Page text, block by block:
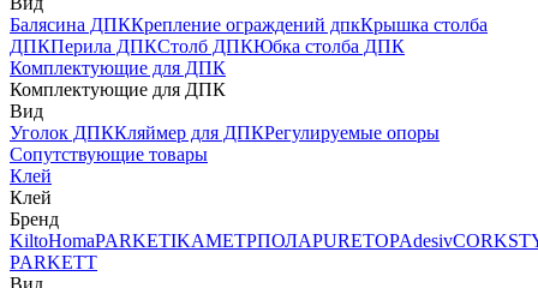
Балясина ДПККрепление ограждений дпкКрышка столба
ДПКПерила ДПКСтолб ДПКЮбка столба ДПК
Комплектующие для ДПК
Комплектующие для ДПК
Вид
Уголок ДПККляймер для ДПКРегулируемые опоры
Сопутствующие товары
Клей
Клей
Бренд
KiltoHomaPARKETIKAМЕТРПОЛАPURETOPAdesiv
PARKETT
Вид